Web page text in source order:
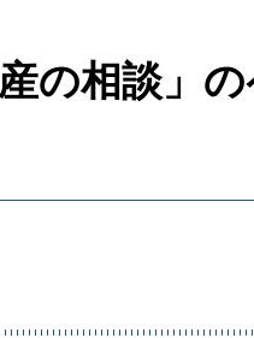
の相談」